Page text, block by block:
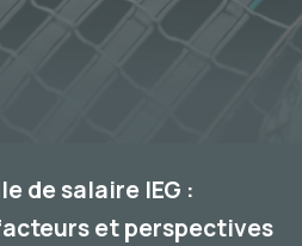
de salaire IEG :
et perspectives